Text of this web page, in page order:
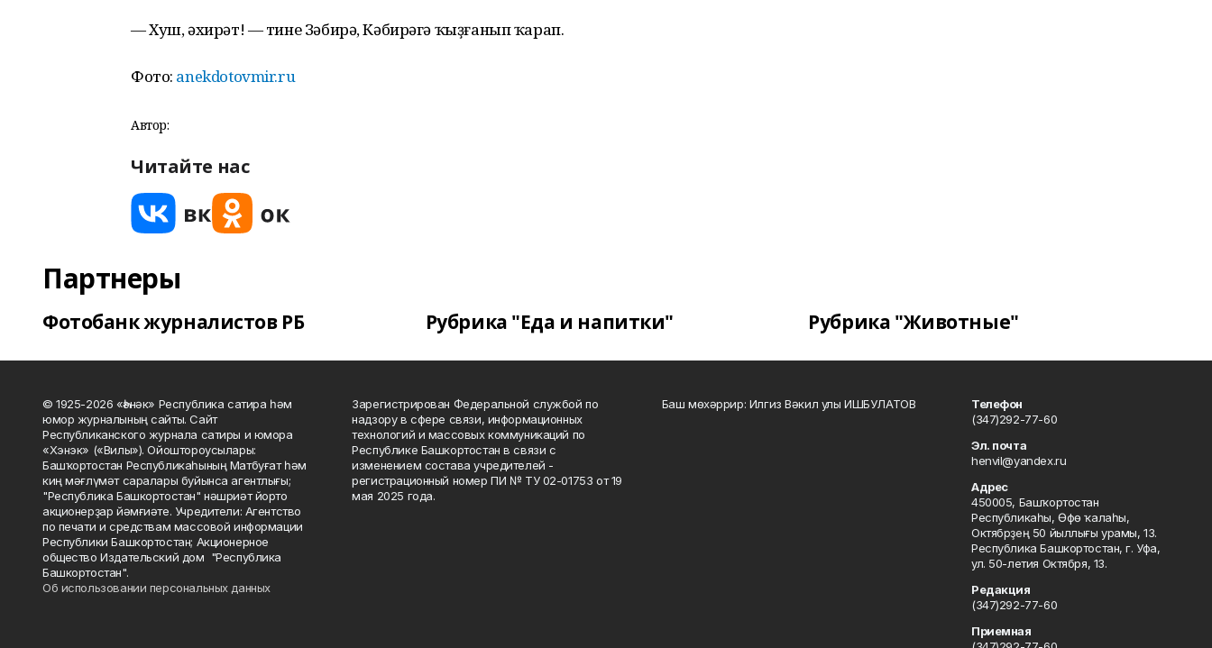
— Хуш, әхирәт! — тине Зәбирә, Кәбирәгә ҡыҙғанып ҡарап.
Фото: anekdotovmir.ru
Автор:
Читайте нас
Партнеры
Фотобанк журналистов РБ Рубрика "Еда и напитки" Рубрика "Животные"
© 1925-2026 «Һәнәк» Республика сатира һәм
юмор журналының сайты. Сайт
Республиканского журнала сатиры и юмора
«Хэнэк» («Вилы»). Ойоштороусылары:
Башҡортостан Республикаһының Матбуғат һәм
киң мәғлүмәт саралары буйынса агентлығы;
"Республика Башкортостан" нәшриәт йорто
акционерҙар йәмғиәте. Учредители: Агентство
по печати и средствам массовой информации
Республики Башкортостан; Акционерное
общество Издательский дом "Республика
Башкортостан".
Об использовании персональных данных
Зарегистрирован Федеральной службой по
надзору в сфере связи, информационных
технологий и массовых коммуникаций по
Республике Башкортостан в связи с
изменением состава учредителей -
регистрационный номер ПИ № ТУ 02-01753 от 19
мая 2025 года.
Баш мөхәррир: Илгиз Вәкил улы ИШБУЛАТОВ
Телефон
(347)292-77-60
Эл. почта
henvil@yandex.ru
Адрес
450005, Башҡортостан
Республикаһы, Өфө ҡалаһы,
Октябрҙең 50 йыллығы урамы, 13.
Республика Башкортостан, г. Уфа,
ул. 50-летия Октября, 13.
Редакция
(347)292-77-60
Приемная